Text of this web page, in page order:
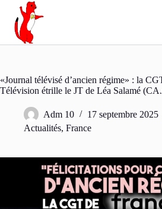
Passer
contenu
«Journal télévisé d’ancien régime» : la
Télévision étrille le JT de Léa Salamé
Adm 10
17 septembre 2025
Actualités, France